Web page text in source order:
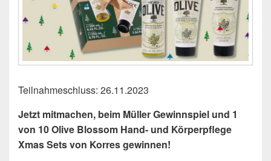
Teilnahmeschluss: 26.11.2023
Jetzt mitmachen, beim Müller Gewinnspiel und 1
von 10 Olive Blossom Hand- und Körperpflege
Xmas Sets von Korres gewinnen!